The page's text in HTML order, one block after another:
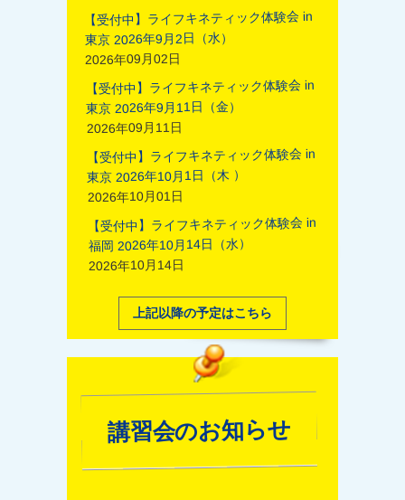
【受付中】ライフキネティック体験会 in
東京 2026年9月2日（水）
2026年09月02日
【受付中】ライフキネティック体験会 in
東京 2026年9月11日（金）
2026年09月11日
【受付中】ライフキネティック体験会 in
東京 2026年10月1日（木 ）
2026年10月01日
【受付中】ライフキネティック体験会 in
福岡 2026年10月14日（水）
2026年10月14日
上記以降の予定はこちら
講習会のお知らせ